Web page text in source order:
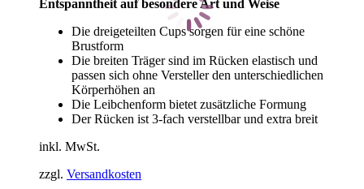
Entspanntheit auf besondere Art und Weise
Die dreigeteilten Cups sorgen für eine schöne
Brustform
Die breiten Träger sind im Rücken elastisch und
passen sich ohne Versteller den unterschiedlichen
Körperhöhen an
Die Leibchenform bietet zusätzliche Formung
Der Rücken ist 3-fach verstellbar und extra breit
inkl. MwSt.
zzgl. Versandkosten